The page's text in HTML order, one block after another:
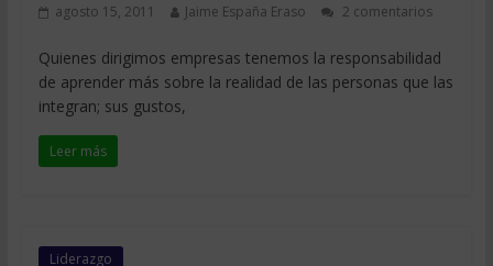
agosto 15, 2011 Jaime España Eraso 2 comentarios
Quienes dirigimos empresas tenemos la responsabilidad
de aprender más sobre la realidad de las personas que las
integran; sus gustos,
Leer más
Liderazgo